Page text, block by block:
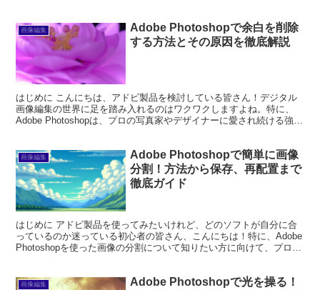
画像編集
Adobe Photoshopで余白を削除
する方法とその原因を徹底解説
はじめに こんにちは、アドビ製品を検討している皆さん！デジタル
画像編集の世界に足を踏み入れるのはワクワクしますよね。特に、
Adobe Photoshopは、プロの写真家やデザイナーに愛され続ける強力
画像編集
Adobe Photoshopで簡単に画像
分割！方法から保存、再配置まで
徹底ガイド
はじめに アドビ製品を使ってみたいけれど、どのソフトが自分に合
っているのか迷っている初心者の皆さん、こんにちは！特に、Adobe
Photoshopを使った画像の分割について知りたい方に向けて、プロの
画像編集
Adobe Photoshopで光を操る！